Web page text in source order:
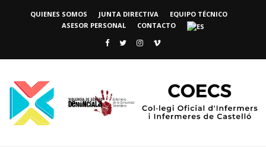
QUIENES SOMOS JUNTA DIRECTIVA
EQUIPO TÉCNICO
ASESOR PERSONAL
CONTACTO